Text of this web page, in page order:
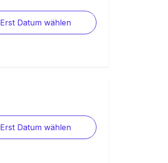
Erst Datum wählen
Erst Datum wählen